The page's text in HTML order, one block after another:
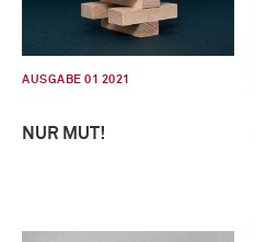
AUSGABE 01 2021
NUR MUT!